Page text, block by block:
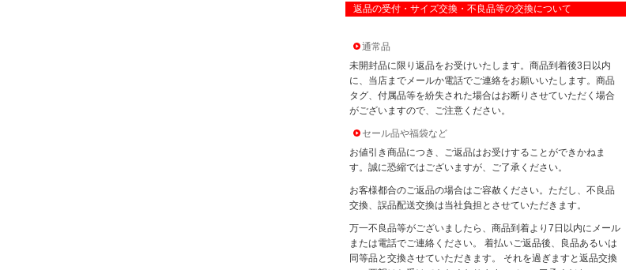
返品の受付・サイズ交換・不良品等の交換について
通常品
未開封品に限り返品をお受けいたします。商品到着後3日以内
に、当店までメールか電話でご連絡をお願いいたします。商品
タグ、付属品等を紛失された場合はお断りさせていただく場合
がございますので、ご注意ください。
セール品や福袋など
お値引き商品につき、ご返品はお受けすることができかねま
す。誠に恐縮ではございますが、ご了承ください。
お客様都合のご返品の場合はご容赦ください。ただし、不良品
交換、誤品配送交換は当社負担とさせていただきます。
万一不良品等がございましたら、商品到着より7日以内にメール
または電話でご連絡ください。 着払いご返品後、良品あるいは
同等品と交換させていただきます。 それを過ぎますと返品交換